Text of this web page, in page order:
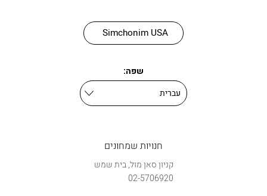
Simchonim USA
שפה:
חנויות שמחונים
קניון סאן מול, בית שמש
02-5706920